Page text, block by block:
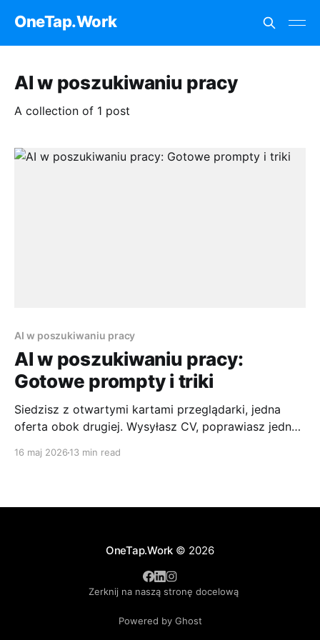
OneTap.Work
AI w poszukiwaniu pracy
A collection of 1 post
AI w poszukiwaniu pracy
AI w poszukiwaniu pracy:
Gotowe prompty i triki
Siedzisz z otwartymi kartami przeglądarki, jedna
oferta obok drugiej. Wysyłasz CV, poprawiasz jedno
klikasz „Aplikuj” i czekasz. Potem przychodzi cisza.
16 maj 2026 13 min read
OneTap.Work © 2026
Zerknij na naszą stronę docelową
Powered by Ghost